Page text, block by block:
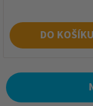
DO KOŠÍKU